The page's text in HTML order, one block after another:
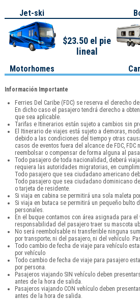
Jet-ski
Motorhomes
$23.50 el pie
lineal
Información Importante
Ferries Del Caribe (FDC) se reserva el derecho
En dicho caso el pasajero tendrá derecho a
que sea aplicable.
Tarifas e Itinerarios están sujeto a cambios sin
El Itinerario de viajes está sujeto a demoras,
debido a las condiciones del tiempo y otras
casos de eventos fuera del alcance de FDC,
reembolsar o compensar de forma alguna al
Todo pasajero de toda nacionalidad, deberá
requiera las autoridades migratorias, en
Todo pasajero que sea ciudadano americano
Todo pasajero que sea ciudadano dominicano
o tarjeta de residente.
Si viaja en cabina se permitirá una sola maleta
Si viaja en butaca se permitirá un pequeño bulto
personales.
En el buque contamos con área asignada para
responsabilidad del pasajero traer su mascota
No será reembolsable ni transferible ninguna
por transporte; ni del pasajero, ni del vehículo.
Todo cambio de fecha de viaje para vehículo
por vehículo
Todo cambio de fecha de viaje para pasajero
por persona.
Pasajeros viajando SIN vehículo deben
antes de la hora de salida.
Pasajeros viajando CON vehículo deben
antes de la hora de salida.